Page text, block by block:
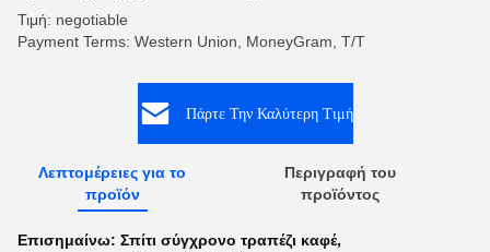
Τιμή: negotiable
Payment Terms: Western Union, MoneyGram, T/T
Πάρτε Την Καλύτερη Τιμή
Λεπτομέρειες για το
προϊόν
Περιγραφή του
προϊόντος
Επισημαίνω: Σπίτι σύγχρονο τραπέζι καφέ,